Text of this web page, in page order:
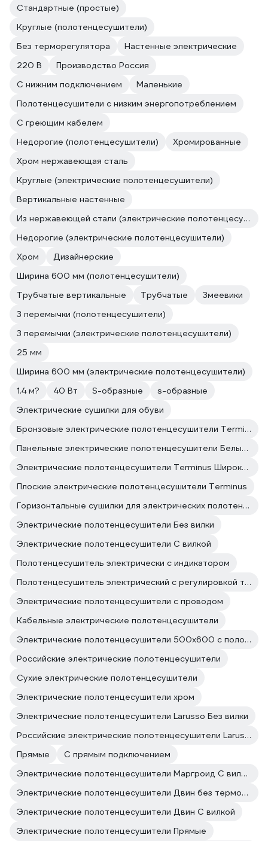
Стандартные (простые)
Круглые (полотенцесушители)
Без терморегулятора
Настенные электрические
220 В
Производство Россия
С нижним подключением
Маленькие
Полотенцесушители с низким энергопотреблением
С греющим кабелем
Недорогие (полотенцесушители)
Хромированные
Хром нержавеющая сталь
Круглые (электрические полотенцесушители)
Вертикальные настенные
Из нержавеющей стали (электрические полотенцесушители)
Недорогие (электрические полотенцесушители)
Хром
Дизайнерские
Ширина 600 мм (полотенцесушители)
Трубчатые вертикальные
Трубчатые
Змеевики
3 перемычки (полотенцесушители)
3 перемычки (электрические полотенцесушители)
25 мм
Ширина 600 мм (электрические полотенцесушители)
1.4 м?
40 Вт S-образные
s-образные
Электрические сушилки для обуви
Бронзовые электрические полотенцесушители Terminus
Панельные электрические полотенцесушители Белые полотенцесушители
Электрические полотенцесушители Terminus Широкие
Плоские электрические полотенцесушители Terminus
Горизонтальные сушилки для электрических полотенцесушителей поворотные
Электрические полотенцесушители Без вилки
Электрические полотенцесушители С вилкой
Полотенцесушитель электрически с индикатором
Полотенцесушитель электрический с регулировкой температуры
Электрические полотенцесушители с проводом
Кабельные электрические полотенцесушители
Электрические полотенцесушители 500х600 с полочкой
Российские электрические полотенцесушители
Сухие электрические полотенцесушители
Электрические полотенцесушители хром
Электрические полотенцесушители Larusso Без вилки
Российские электрические полотенцесушители Larusso
Прямые
С прямым подключением
Электрические полотенцесушители Маргроид С вилкой
Электрические полотенцесушители Двин без терморегулятора
Электрические полотенцесушители Двин С вилкой
Электрические полотенцесушители Прямые